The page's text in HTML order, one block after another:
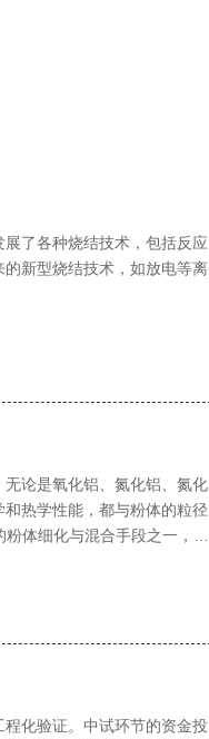
了各种烧结技术，包括反应
新型烧结技术，如放电等离
论是氧化铝、氮化铝、氮化
热学性能，都与粉体的粒径
瓷行业中常见的粉体球磨设
化验证。中试环节的资金投